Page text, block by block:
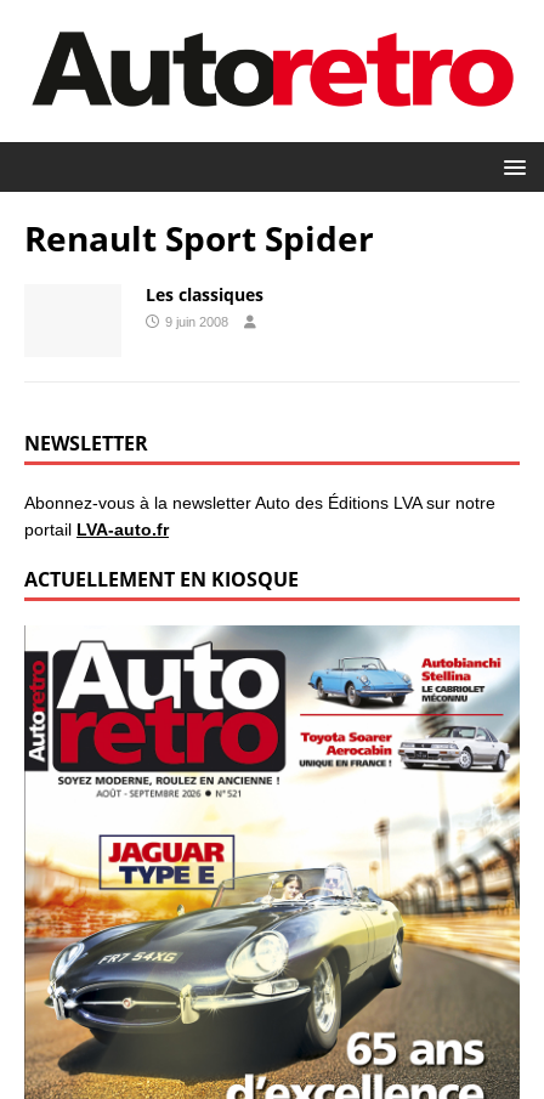
Renault Sport Spider
Les classiques
9 juin 2008
NEWSLETTER
Abonnez-vous à la newsletter Auto des Éditions LVA sur notre
portail LVA-auto.fr
ACTUELLEMENT EN KIOSQUE